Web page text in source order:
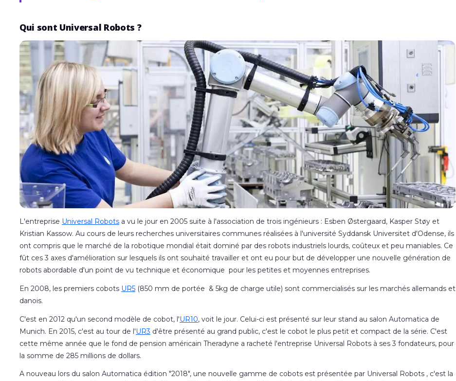
Qui sont Universal Robots ?
L'entreprise Universal Robots a vu le jour en 2005 suite à l'association de trois ingénieurs : Esben Østergaard, Kasper Støy et
Kristian Kassow. Au cours de leurs recherches universitaires communes réalisées à l'université Syddansk Universitet d'Odense, ils
ont compris que le marché de la robotique mondial était dominé par des robots industriels lourds, coûteux et peu maniables. Ce
fût ces 3 axes d'amélioration sur lesquels ils ont souhaité travailler et ont eu pour but de développer une nouvelle génération de
robots abordable d'un point de vu technique et économique pour les petites et moyennes entreprises.
En 2008, les premiers cobots UR5 (850 mm de portée & 5kg de charge utile) sont commercialisés sur les marchés allemands et
danois.
C'est en 2012 qu'un second modèle de cobot, l'UR10, voit le jour. Celui-ci est présenté sur leur stand au salon Automatica de
Munich. En 2015, c'est au tour de l'UR3 d'être présenté au grand public, c'est le cobot le plus petit et compact de la série. C'est
cette même année que le fond de pension américain Theradyne a racheté l'entreprise Universal Robots à ses 3 fondateurs, pour
la somme de 285 millions de dollars.
A nouveau lors du salon Automatica édition "2018", une nouvelle gamme de cobots est présentée par Universal Robots , c'est la